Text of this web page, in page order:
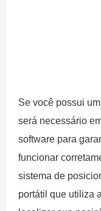
Se você possui
será necessário
software para
funcionar
sistema de
portátil que utiliza